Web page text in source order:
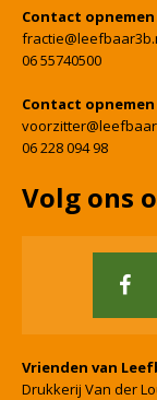
Contact
06 55740500
Contact
06 228 094 98
Volg ons
Vrienden van
Drukkerij Van der